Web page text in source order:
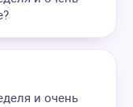
и очень